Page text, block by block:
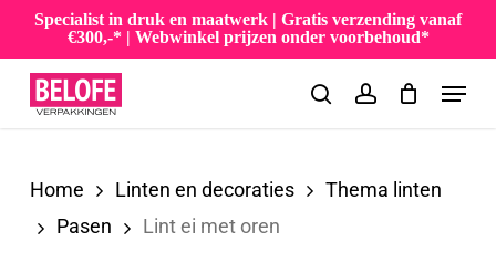
Skip
main
content
Specialist in druk en maatwerk | Gratis verzending vanaf
€300,-* | Webwinkel prijzen onder voorbehoud*
searchaccount
Menu
Home Linten en decoraties
Thema linten
Pasen
Lint ei met oren